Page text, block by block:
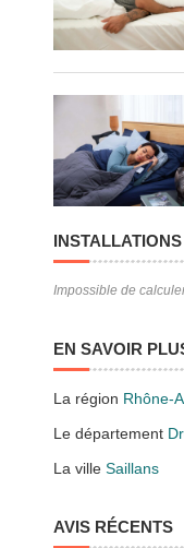
Impossible de
EN SAVOIR
La région Rhône-
Le département
La villeSaillans
AVIS RÉCENTS